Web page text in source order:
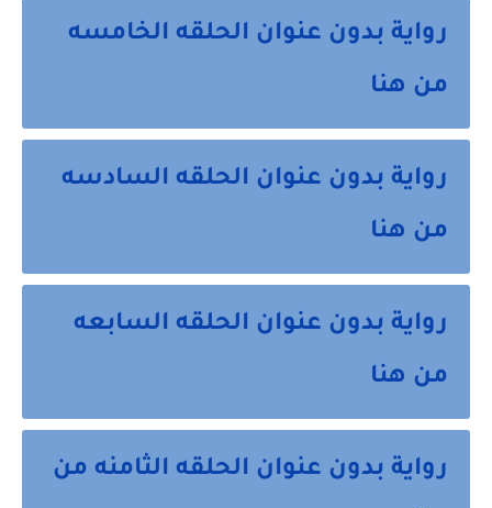
رواية بدون عنوان الحلقه الخامسه
من هنا
رواية بدون عنوان الحلقه السادسه
من هنا
رواية بدون عنوان الحلقه السابعه
من هنا
رواية بدون عنوان الحلقه الثامنه من